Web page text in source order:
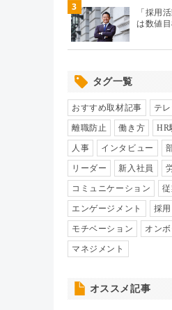
パフォーマンス
HR駆け込み寺
HRの基本（33）
リクルーティン
給与制度・設計
人事異動・配置
3
「採用
は数値
タグ一覧
おすすめ取材記事 テ
離職防止 働き方 HR
人事 インタビュー
リーダー 新入社員
コミュニケーション
エンゲージメント 採用
モチベーション オン
マネジメント
オススメ記事